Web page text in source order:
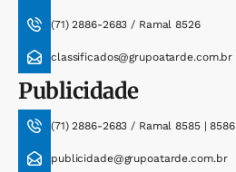
(71) 2886-2683 / Ramal 8526
classificados@grupoatarde.com.br
Publicidade
(71) 2886-2683 / Ramal 8585 | 8586
publicidade@grupoatarde.com.br